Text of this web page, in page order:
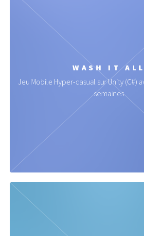
WASH IT ALL
Jeu Mobile Hyper-casual sur Unity (C#)
semaines